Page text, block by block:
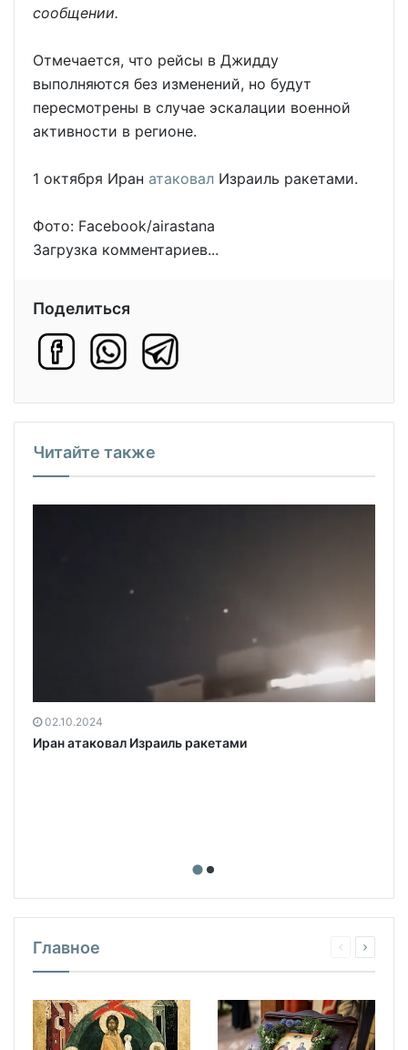
сообщении.
Отмечается, что рейсы в Джидду
выполняются без изменений, но будут
пересмотрены в случае эскалации военной
активности в регионе.
1 октября Иран атаковал Израиль ракетами.
Фото: Facebook/airastana
Загрузка комментариев...
Поделиться
Читайте также
02.10.2024
Иран атаковал Израиль ракетами
Главное